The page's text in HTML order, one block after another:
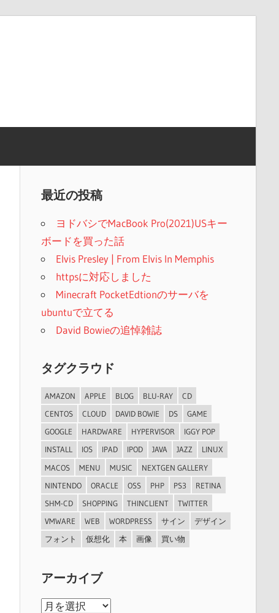
最近の投稿
ヨドバシでMacBook Pro(2021)USキー
ボードを買った話
Elvis Presley | From Elvis In Memphis
httpsに対応しました
Minecraft PocketEdtionのサーバを
ubuntuで立てる
David Bowieの追悼雑誌
タグクラウド
AMAZON APPLE BLOG BLU-RAY
CD
CENTOS
CLOUD DAVID BOWIE DS
GAME
GOOGLE
HARDWARE HYPERVISOR
IGGY POP
INSTALL
IOS IPAD IPOD JAVA JAZZ
LINUX
MACOS
MENU MUSIC
NEXTGEN GALLERY
NINTENDO
ORACLE OSS PHP PS3
RETINA
SHM-CD
SHOPPING THINCLIENT
TWITTER
VMWARE
WEB WORDPRESS サイン
デザイン
フォント
仮想化 本 画像 買い物
アーカイブ
ア